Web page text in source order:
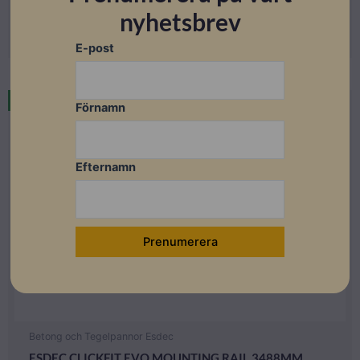
Utförsäljning
Betong och Tegelpannor Esdec
nyhetsbrev
E-post
Förnamn
Efternamn